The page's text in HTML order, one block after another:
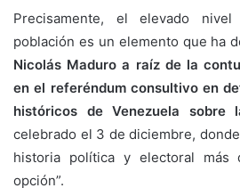
Precisamente, el elevado
población es un elemento que ha
Nicolás Maduro a raíz de la
en el referéndum consultivo en
históricos de Venezuela sobre
celebrado el 3 de diciembre,
historia política y electoral más
opción”.